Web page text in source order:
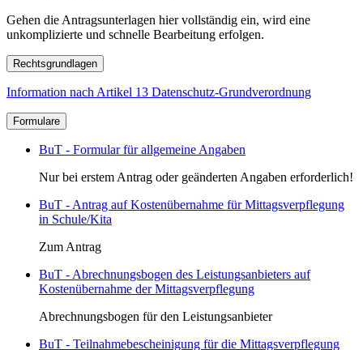
Gehen die Antragsunterlagen hier vollständig ein, wird eine
unkomplizierte und schnelle Bearbeitung erfolgen.
Rechtsgrundlagen
Information nach Artikel 13 Datenschutz-Grundverordnung
Formulare
BuT - Formular für allgemeine Angaben
Nur bei erstem Antrag oder geänderten Angaben erforderlich!
BuT - Antrag auf Kostenübernahme für Mittagsverpflegung
in Schule/Kita
Zum Antrag
BuT - Abrechnungsbogen des Leistungsanbieters auf
Kostenübernahme der Mittagsverpflegung
Abrechnungsbogen für den Leistungsanbieter
BuT - Teilnahmebescheinigung für die Mittagsverpflegung